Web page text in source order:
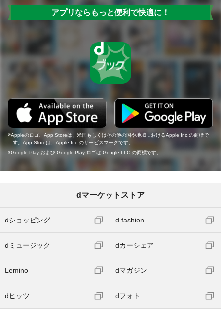
アプリならもっと便利で快適に！
Appleのロゴ、App Storeは、米国もしくはその他の国や地域におけるApple Inc.の商標で
す。App Storeは、Apple Inc.のサービスマークです。
Google Play および Google Play ロゴは Google LLC の商標です。
dマーケットストア
dショッピング d fashion
dミュージック dカーシェア
Lemino dマガジン
dヒッツ dフォト